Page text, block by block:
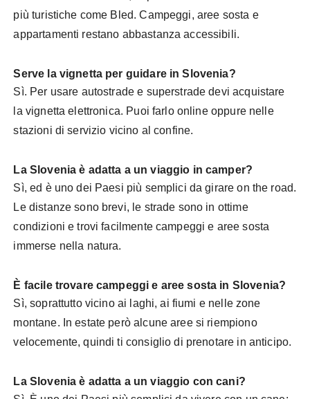
più turistiche come Bled. Campeggi, aree sosta e
appartamenti restano abbastanza accessibili.
Serve la vignetta per guidare in Slovenia?
Sì. Per usare autostrade e superstrade devi acquistare
la vignetta elettronica. Puoi farlo online oppure nelle
stazioni di servizio vicino al confine.
La Slovenia è adatta a un viaggio in camper?
Sì, ed è uno dei Paesi più semplici da girare on the road.
Le distanze sono brevi, le strade sono in ottime
condizioni e trovi facilmente campeggi e aree sosta
immerse nella natura.
È facile trovare campeggi e aree sosta in Slovenia?
Sì, soprattutto vicino ai laghi, ai fiumi e nelle zone
montane. In estate però alcune aree si riempiono
velocemente, quindi ti consiglio di prenotare in anticipo.
La Slovenia è adatta a un viaggio con cani?